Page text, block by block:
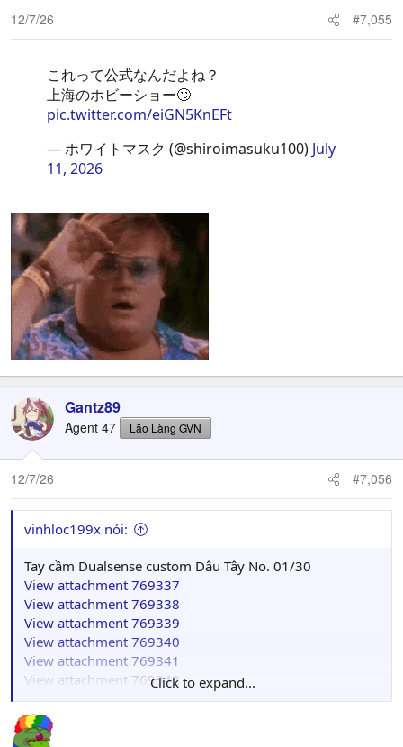
n
12/7/26 #7,055
これって公式なんだよね？
上海のホビーショー🙄
pic.twitter.com/eiGN5KnEFt
— ホワイトマスク (@shiroimasuku100) July
11, 2026
Gantz89
Agent 47 Lão Làng GVN
12/7/26 #7,056
vinhloc199x nói:
Tay cầm Dualsense custom Dâu Tây No. 01/30
View attachment 769337
View attachment 769338
View attachment 769339
View attachment 769340
View attachment 769341
View attachment 769342
View attachment 769343
Click to expand...